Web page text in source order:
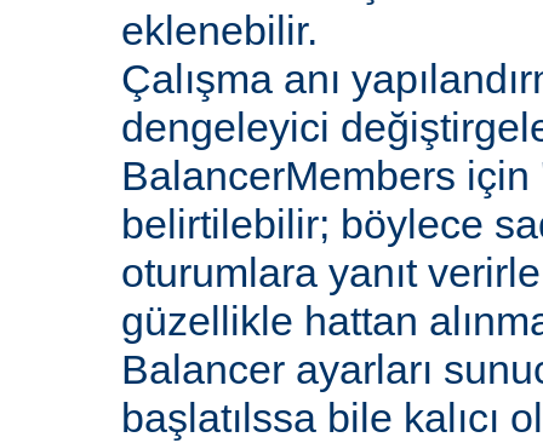
eklenebilir.
Çalışma anı
dengeleyici
BalancerMembers
belirtilebilir; böylece
oturumlara yanıt
güzellikle hattan
Balancer ayarları
başlatılssa bile kalıcı